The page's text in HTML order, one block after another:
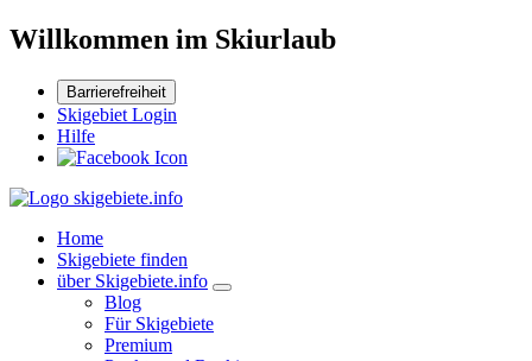
Willkommen im Skiurlaub
Barrierefreiheit
Skigebiet Login
Hilfe
Home
Skigebiete finden
über Skigebiete.info
Blog
Für Skigebiete
Premium